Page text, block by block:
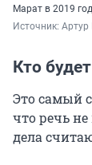
Марат в 2019
Источник: Артур
Кто
Это самый
что речь не
дела